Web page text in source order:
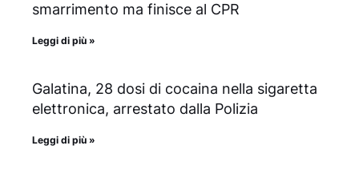
smarrimento ma finisce al CPR
Leggi di più »
Galatina, 28 dosi di cocaina nella sigaretta
elettronica, arrestato dalla Polizia
Leggi di più »